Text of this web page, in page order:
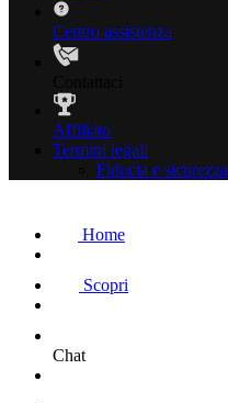
Centro assistenza
Affiliato
Termini legali
Fiducia e sicurezza
Home
Scopri
Chat